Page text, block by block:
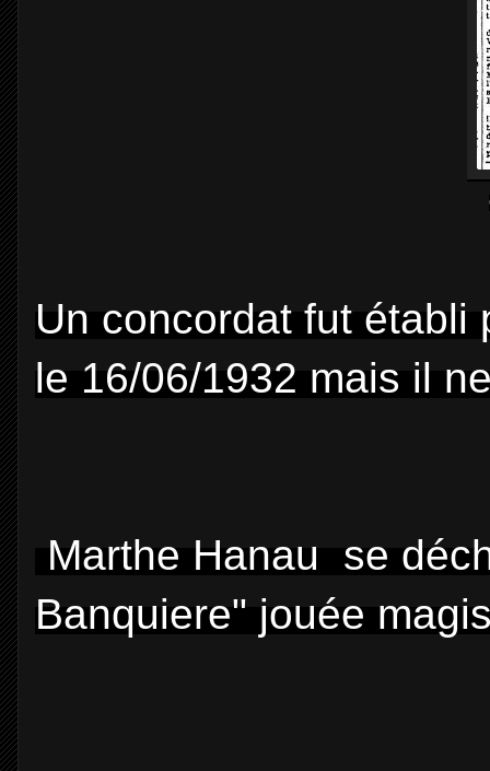
Un concordat fut établi
le 16/06/1932 mais il
Marthe Hanau se
Banquiere" jouée